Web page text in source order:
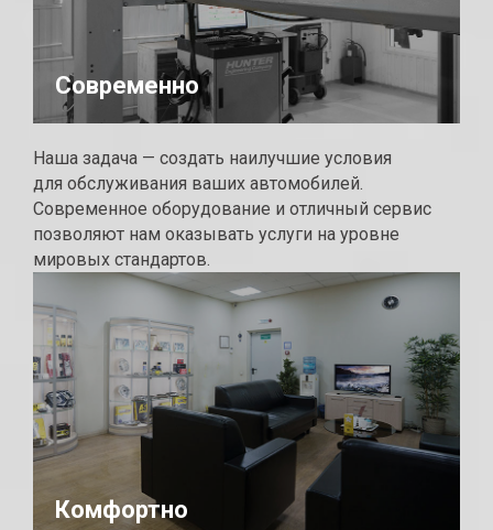
Современно
Наша задача — создать наилучшие условия
для обслуживания ваших автомобилей.
Современное оборудование и отличный сервис
позволяют нам оказывать услуги на уровне
мировых стандартов.
Комфортно